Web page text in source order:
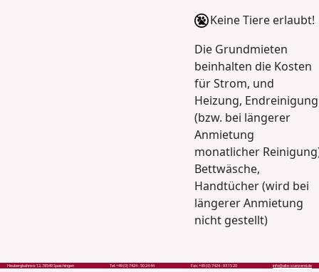
Keine Tiere erlaubt!
Die Grundmieten
beinhalten die Kosten
für Strom, und
Heizung, Endreinigung
(bzw. bei längerer
Anmietung
monatlicher
Bettwäsche,
Handtücher (wird bei
längerer Anmietung
nicht gestellt)
Heubergbahnstr. 12, 78549 Spaichingen Tel: +49 (0) 7424 - 50 24 44 Fax: +49 (0) 7424 - 93 15 20 info@alte-stanzerei.de